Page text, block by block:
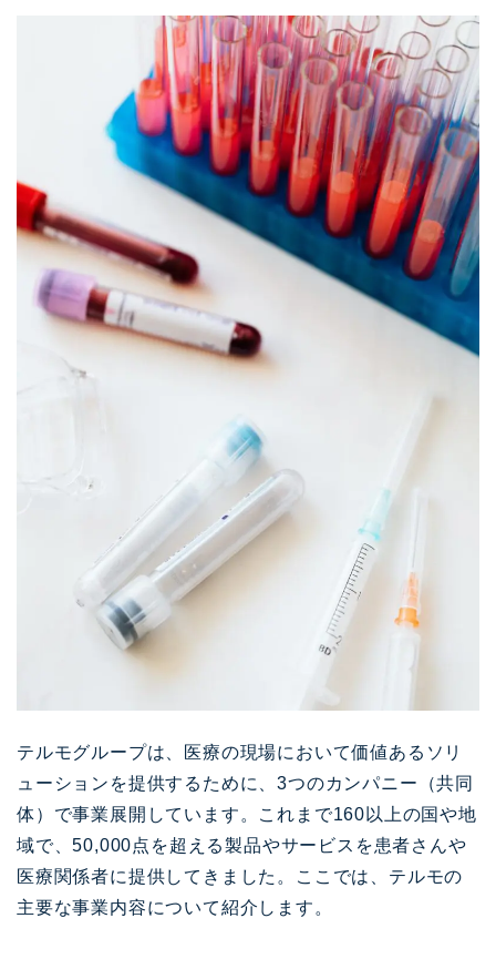
テルモグループは、医療の現場において価値あるソリ
ューションを提供するために、3つのカンパニー（共同
体）で事業展開しています。これまで160以上の国や地
域で、50,000点を超える製品やサービスを患者さんや
医療関係者に提供してきました。ここでは、テルモの
主要な事業内容について紹介します。